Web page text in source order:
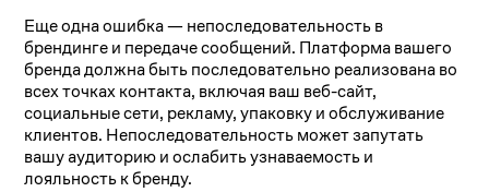
Еще одна ошибка — непоследовательность в
брендинге и передаче сообщений. Платформа вашего
бренда должна быть последовательно реализована во
всех точках контакта, включая ваш веб-сайт,
социальные сети, рекламу, упаковку и обслуживание
клиентов. Непоследовательность может запутать
вашу аудиторию и ослабить узнаваемость и
лояльность к бренду.